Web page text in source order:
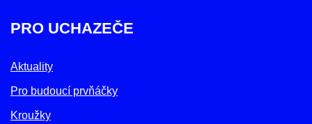
PRO UCHAZEČE
Aktuality
Pro budoucí prvňáčky
Kroužky